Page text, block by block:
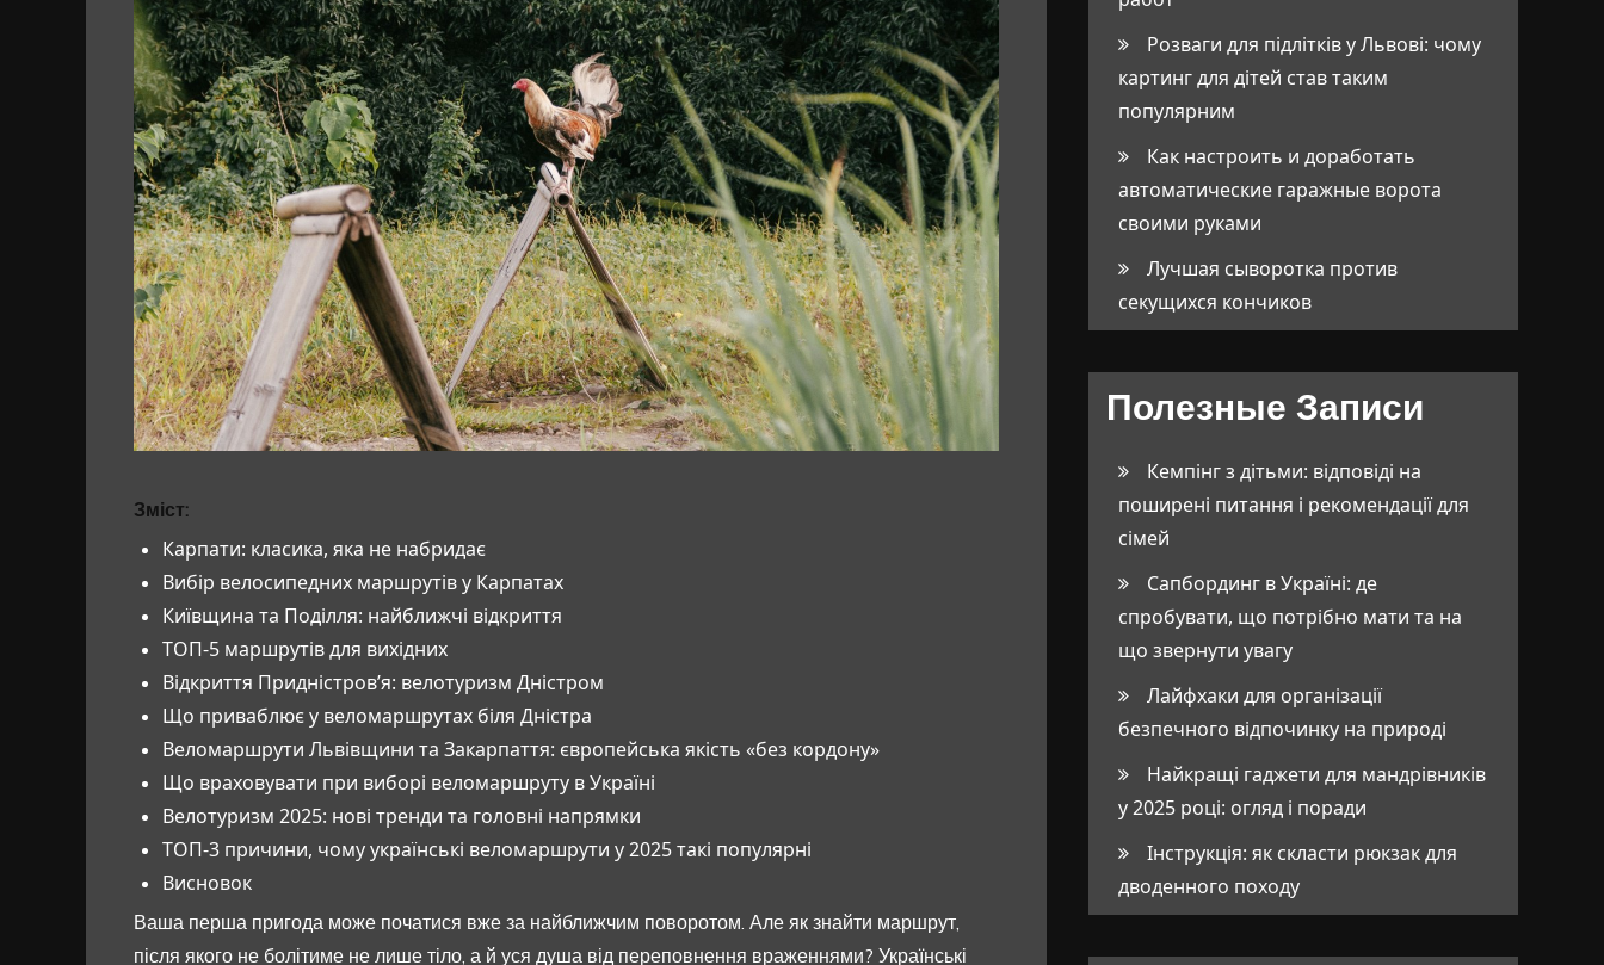
Зміст:
Карпати: класика, яка не набридає
Вибір велосипедних маршрутів у Карпатах
Київщина та Поділля: найближчі відкриття
ТОП-5 маршрутів для вихідних
Відкриття Придністров’я: велотуризм Дністром
Що приваблює у веломаршрутах біля Дністра
Веломаршрути Львівщини та Закарпаття: європейська якість «без кордону»
Що враховувати при виборі веломаршруту в Україні
Велотуризм 2025: нові тренди та головні напрямки
ТОП-3 причини, чому українські веломаршрути у 2025 такі популярні
Висновок
Ваша перша пригода може початися вже за найближчим поворотом. Але як знайти маршрут,
після якого не болітиме не лише тіло, а й уся душа від переповнення враженнями? Українські
Розваги для підлітків у Львові: чому
картинг для дітей став таким
популярним
Как настроить и доработать
автоматические гаражные ворота
своими руками
Лучшая сыворотка против
секущихся кончиков
Полезные Записи
Кемпінг з дітьми: відповіді на
поширені питання і рекомендації для
сімей
Сапбординг в Україні: де
спробувати, що потрібно мати та на
що звернути увагу
Лайфхаки для організації
безпечного відпочинку на природі
Найкращі гаджети для мандрівників
у 2025 році: огляд і поради
Інструкція: як скласти рюкзак для
дводенного походу